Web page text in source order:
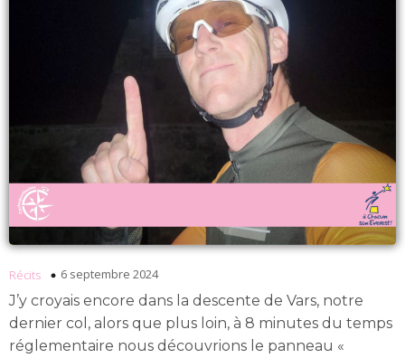
Récits 6 septembre 2024
J’y croyais encore dans la descente de Vars, notre
dernier col, alors que plus loin, à 8 minutes du temps
réglementaire nous découvrions le panneau «